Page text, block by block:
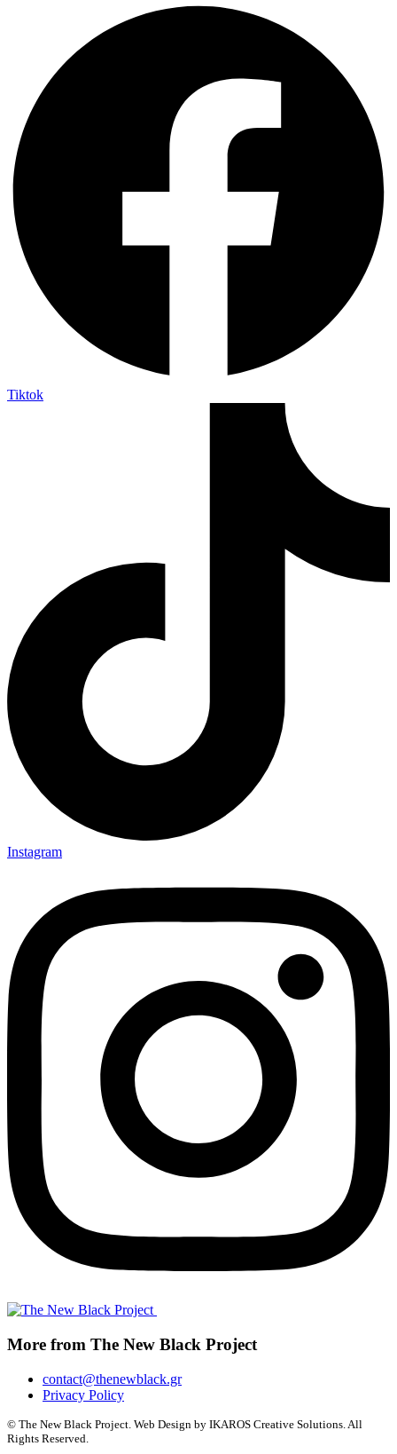
Tiktok
Instagram
More from The New Black Project
contact@thenewblack.gr
Privacy Policy
© The New Black Project. Web Design by IKAROS Creative Solutions. All
Rights Reserved.